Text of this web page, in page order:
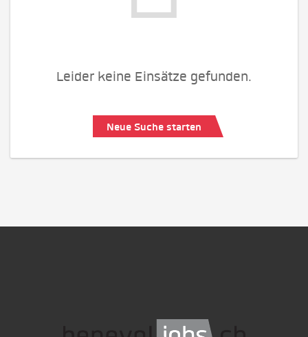
Leider keine Einsätze gefunden.
Neue Suche starten